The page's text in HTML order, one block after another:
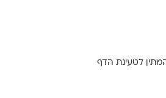
לטעינת הדף